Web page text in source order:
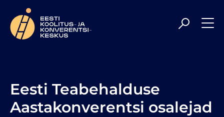
Meil on rõõm olla Sulle veelgi kaasaegsem ja
professionaalsem koolituspartner, toetades Sind parimal
tasemel uute teadmiste hankimisel ning
enesetäiendamisel. Head sirvimist!
Eesti Teabehalduse
Aastakonverentsi osalejad